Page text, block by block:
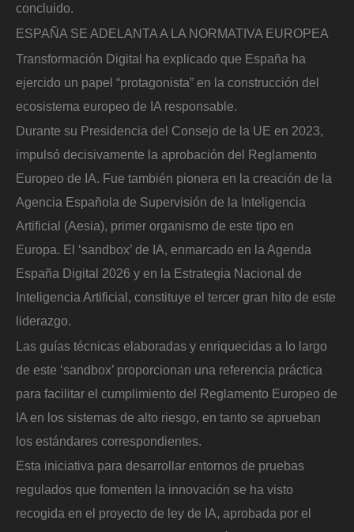
concluido.
ESPAÑA SE ADELANTA A LA NORMATIVA EUROPEA
Transformación Digital ha explicado que España ha
ejercido un papel “protagonista” en la construcción del
ecosistema europeo de IA responsable.
Durante su Presidencia del Consejo de la UE en 2023,
impulsó decisivamente la aprobación del Reglamento
Europeo de IA. Fue también pionera en la creación de la
Agencia Española de Supervisión de la Inteligencia
Artificial (Aesia), primer organismo de este tipo en
Europa. El ‘sandbox’ de IA, enmarcado en la Agenda
España Digital 2026 y en la Estrategia Nacional de
Inteligencia Artificial, constituye el tercer gran hito de este
liderazgo.
Las guías técnicas elaboradas y enriquecidas a lo largo
de este ‘sandbox’ proporcionan una referencia práctica
para facilitar el cumplimiento del Reglamento Europeo de
IA en los sistemas de alto riesgo, en tanto se aprueban
los estándares correspondientes.
Esta iniciativa para desarrollar entornos de pruebas
regulados que fomenten la innovación se ha visto
recogida en el proyecto de ley de IA, aprobada por el